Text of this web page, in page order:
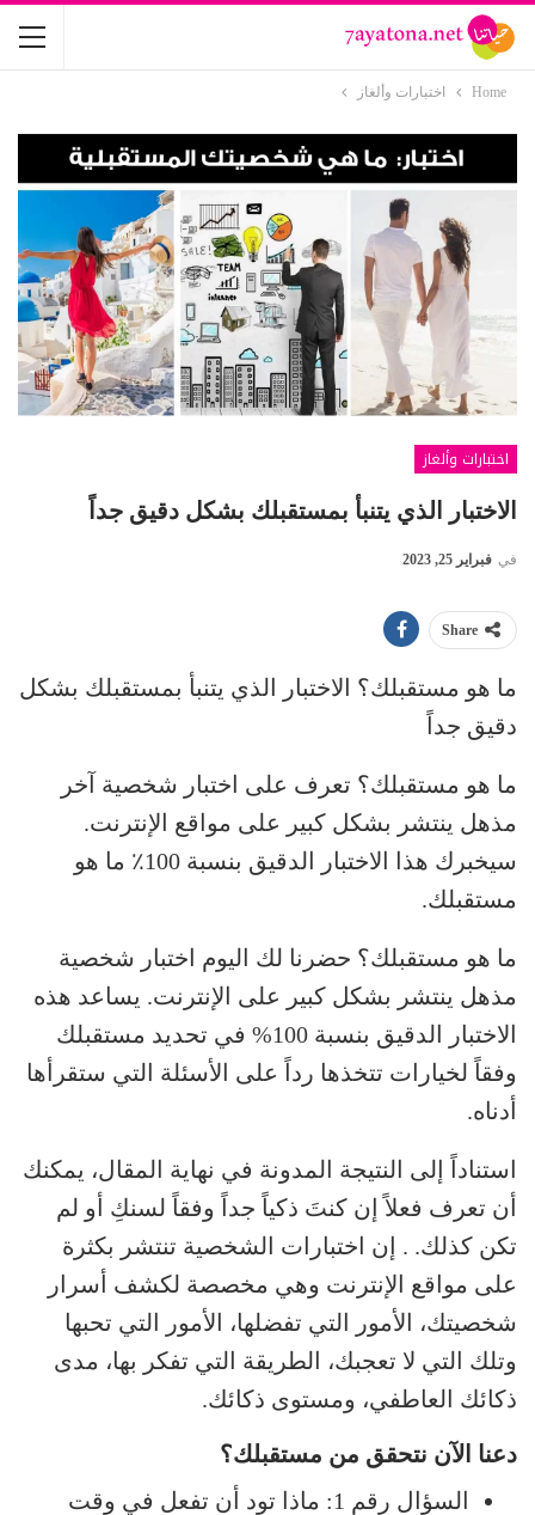
Home اختبارات وألغاز
اختبارات وألغاز
الاختبار الذي يتنبأ بمستقبلك بشكل دقيق جداً
في فبراير 25, 2023
Share
ما هو مستقبلك؟ الاختبار الذي يتنبأ بمستقبلك بشكل
دقيق جداً
ما هو مستقبلك؟ تعرف على اختبار شخصية آخر
مذهل ينتشر بشكل كبير على مواقع الإنترنت.
سيخبرك هذا الاختبار الدقيق بنسبة 100٪ ما هو
مستقبلك.
ما هو مستقبلك؟ حضرنا لك اليوم اختبار شخصية
مذهل ينتشر بشكل كبير على الإنترنت. يساعد هذه
الاختبار الدقيق بنسبة 100% في تحديد مستقبلك
وفقاً لخيارات تتخذها رداً على الأسئلة التي ستقرأها
أدناه.
استناداً إلى النتيجة المدونة في نهاية المقال، يمكنك
أن تعرف فعلاً إن كنتَ ذكياً جداً وفقاً لسنكِ أو لم
تكن كذلك. . إن اختبارات الشخصية تنتشر بكثرة
على مواقع الإنترنت وهي مخصصة لكشف أسرار
شخصيتك، الأمور التي تفضلها، الأمور التي تحبها
وتلك التي لا تعجبك، الطريقة التي تفكر بها، مدى
ذكائك العاطفي، ومستوى ذكائك.
دعنا الآن نتحقق من مستقبلك؟
السؤال رقم 1: ماذا تود أن تفعل في وقت